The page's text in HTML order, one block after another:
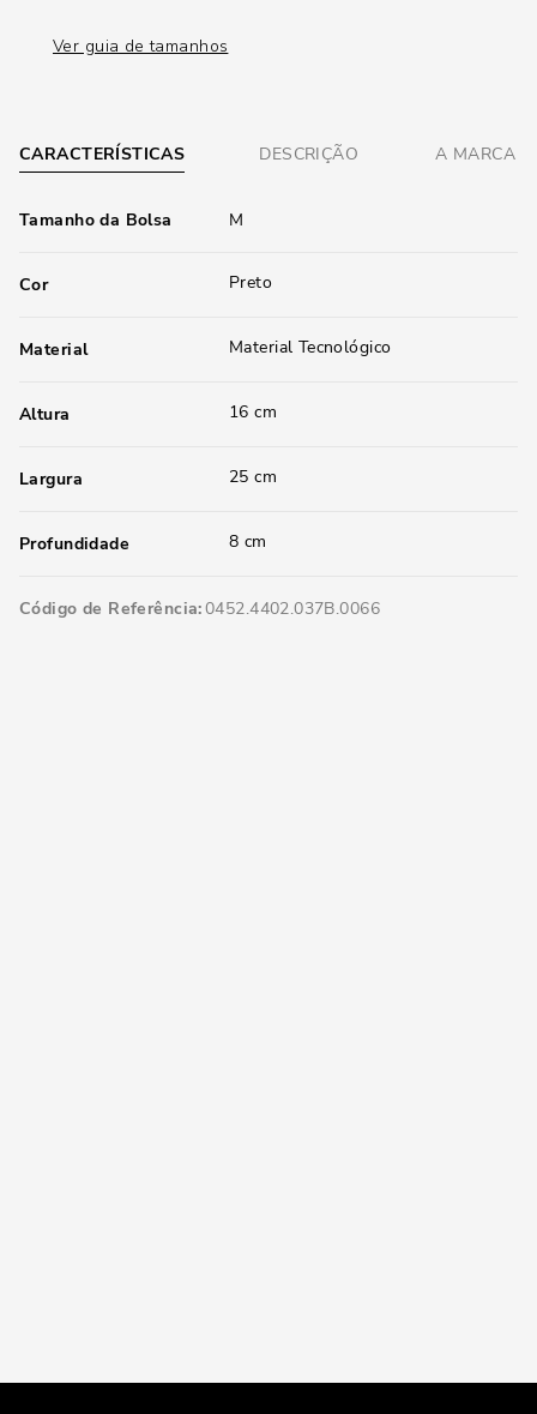
Ver guia de tamanhos
CARACTERÍSTICAS DESCRIÇÃO A MARCA
Tamanho da Bolsa M
Cor Preto
Material Material Tecnológico
Altura 16 cm
Largura 25 cm
Profundidade 8 cm
Código de Referência 0452.4402.037B.0066